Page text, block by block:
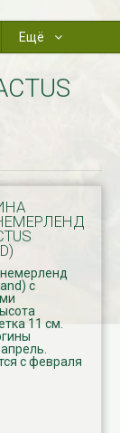
Ещё
с
11 см.
с февраля